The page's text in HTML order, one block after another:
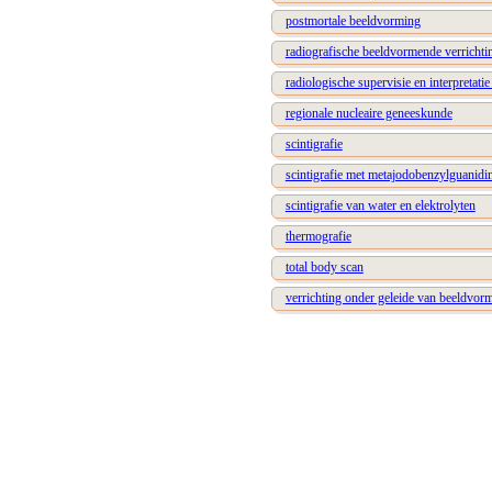
postmortale beeldvorming
radiografische beeldvormende
radiologische supervisie en
regionale nucleaire geneeskunde
scintigrafie
scintigrafie met
scintigrafie van water en elektrolyten
thermografie
total body scan
verrichting onder geleide van